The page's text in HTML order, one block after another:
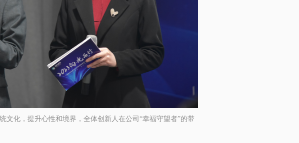
文化，提升心性和境界，全体创新人在公司 “幸福守望者”的带